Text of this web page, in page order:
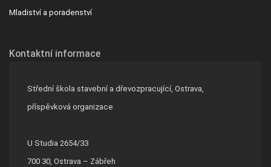
Mladiství a poradenství
Kontaktní informace
Střední škola stavební a dřevozpracující, Ostrava,
příspěvková organizace
U Studia 2654/33
700 30, Ostrava – Zábřeh